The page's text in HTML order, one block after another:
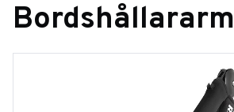
Bordshållararm